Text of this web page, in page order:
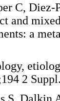
C,
and
a
2